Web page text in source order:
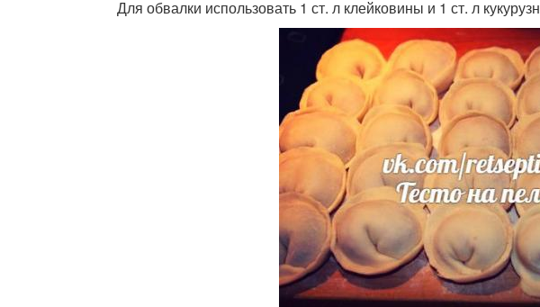
Для обвалки использовать 1 ст. л клейковины и 1 ст. л